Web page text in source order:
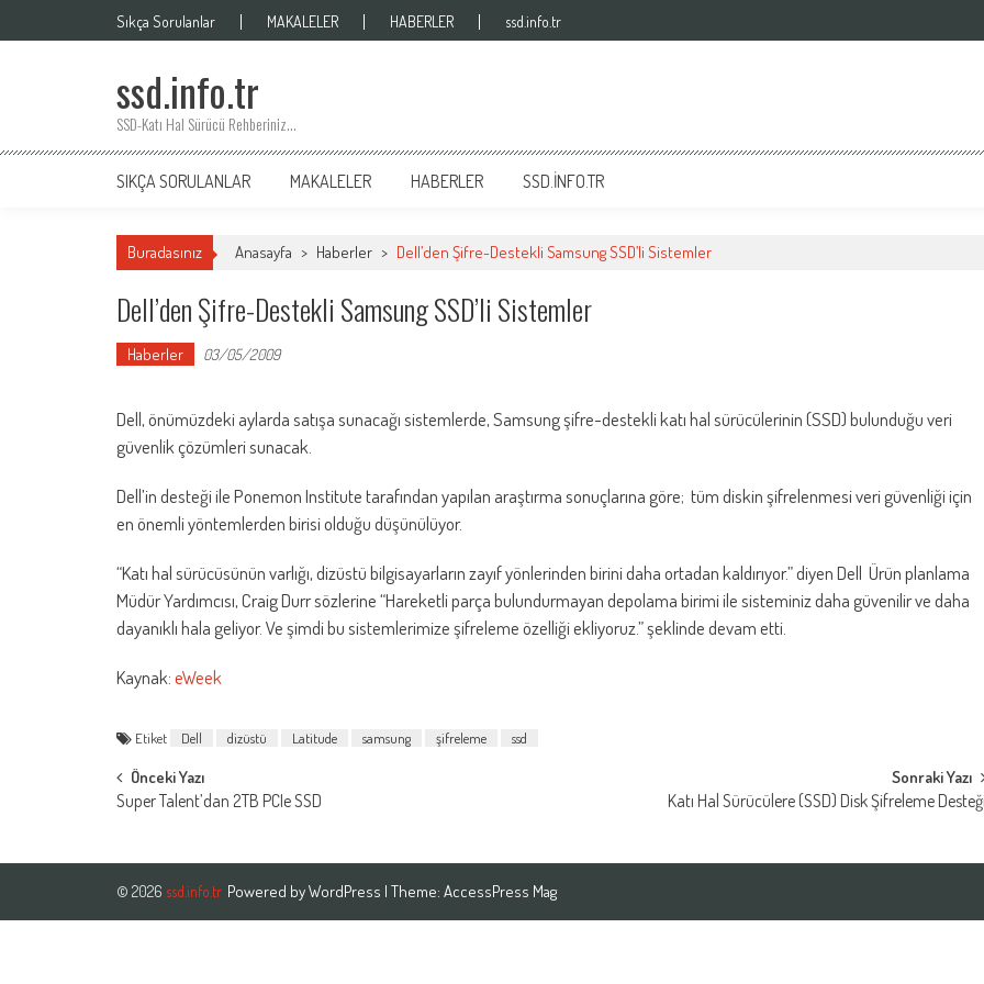
Sıkça Sorulanlar MAKALELER HABERLER ssd.info.tr
ssd.info.tr
SSD-Katı Hal Sürücü Rehberiniz…
SIKÇA SORULANLAR MAKALELER HABERLER SSD.INFO.TR
Buradasınız Anasayfa > Haberler > Dell’den Şifre-Destekli Samsung SSD’li Sistemler
Dell’den Şifre-Destekli Samsung SSD’li Sistemler
Haberler 03/05/2009
Dell, önümüzdeki aylarda satışa sunacağı sistemlerde, Samsung şifre-destekli katı hal sürücülerinin (SSD) bulunduğu veri
güvenlik çözümleri sunacak.
Dell’in desteği ile Ponemon Institute tarafından yapılan araştırma sonuçlarına göre; tüm diskin şifrelenmesi veri güvenliği için
en önemli yöntemlerden birisi olduğu düşünülüyor.
“Katı hal sürücüsünün varlığı, dizüstü bilgisayarların zayıf yönlerinden birini daha ortadan kaldırıyor.” diyen Dell Ürün planlama
Müdür Yardımcısı, Craig Durr sözlerine “Hareketli parça bulundurmayan depolama birimi ile sisteminiz daha güvenilir ve daha
dayanıklı hala geliyor. Ve şimdi bu sistemlerimize şifreleme özelliği ekliyoruz.” şeklinde devam etti.
Kaynak:eWeek
Etiket Dell dizüstü Latitude samsung şifreleme ssd
Post
navigation
Önceki Yazı
Super Talent’dan 2TB PCIe SSD
Sonraki Yazı
Katı Hal Sürücülere (SSD) Disk Şifreleme Desteği
© 2026 ssd.info.tr Powered byWordPress | Theme: AccessPress Mag